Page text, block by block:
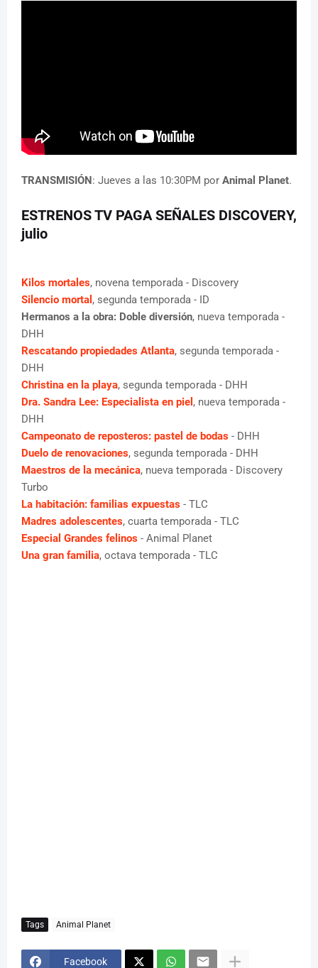
TRANSMISIÓN: Jueves a las 10:30PM por Animal Planet.
ESTRENOS TV PAGA SEÑALES DISCOVERY,
julio
Kilos mortales, novena temporada - Discovery
Silencio mortal , segunda temporada - ID
Hermanos a la obra: Doble diversión, nueva temporada -
DHH
Rescatando propiedades Atlanta, segunda temporada -
DHH
Christina en la playa, segunda temporada - DHH
Dra. Sandra Lee: Especialista en piel , nueva temporada -
DHH
Campeonato de reposteros: pastel de bodas - DHH
Duelo de renovaciones, segunda temporada - DHH
Maestros de la mecánica, nueva temporada - Discovery
Turbo
La habitación: familias expuestas - TLC
Madres adolescentes, cuarta temporada - TLC
Especial Grandes felinos - Animal Planet
Una gran familia, octava temporada - TLC
Tags Animal Planet
Facebook